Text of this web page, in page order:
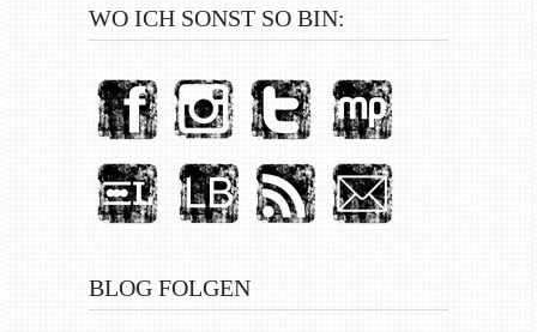
WO ICH SONST SO BIN:
BLOG FOLGEN